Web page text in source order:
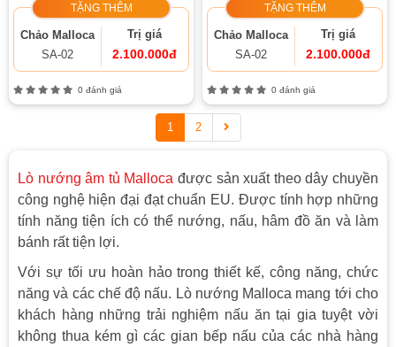
TẶNG THÊM
Chảo Malloca
SA-02
Trị giá
2.100.000đ
0 đánh giá
TẶNG THÊM
Chảo Malloca
SA-02
Trị giá
2.100.000đ
0 đánh giá
1 2
Lò nướng âm tủ Malloca được sản xuất theo dây chuyền
công nghệ hiện đại đạt chuẩn EU. Được tính hợp những
tính năng tiện ích có thể nướng, nấu, hâm đồ ăn và làm
bánh rất tiện lợi.
Với sự tối ưu hoàn hảo trong thiết kế, công năng, chức
năng và các chế độ nấu. Lò nướng Malloca mang tới cho
khách hàng những trải nghiệm nấu ăn tại gia tuyệt vời
không thua kém gì các gian bếp nấu của các nhà hàng